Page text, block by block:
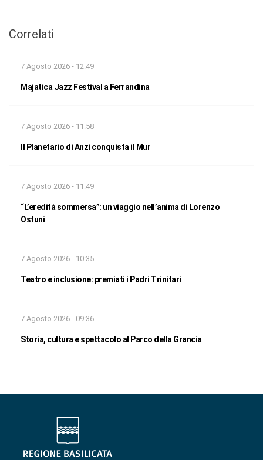
Correlati
7 Agosto 2026 - 12:49
Majatica Jazz Festival a Ferrandina
7 Agosto 2026 - 11:58
Il Planetario di Anzi conquista il Mur
7 Agosto 2026 - 11:49
“L’eredità sommersa”: un viaggio nell’anima di Lorenzo
Ostuni
7 Agosto 2026 - 10:35
Teatro e inclusione: premiati i Padri Trinitari
7 Agosto 2026 - 09:36
Storia, cultura e spettacolo al Parco della Grancia